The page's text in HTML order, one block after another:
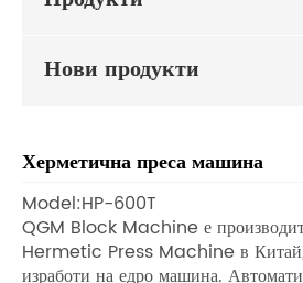
Нови продукти
Херметична преса машина
Model:HP-600T
QGM Block Machine е
Hermetic Press Machine в
изработи на едро машина.